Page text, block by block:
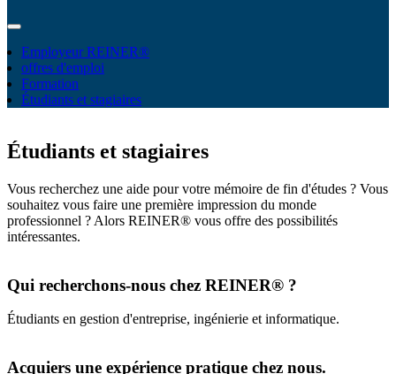
Employeur REINER®
offres d'emploi
Formation
Étudiants et stagiaires
Étudiants et stagiaires
Vous recherchez une aide pour votre mémoire de fin d'études ? Vous
souhaitez vous faire une première impression du monde
professionnel ? Alors REINER® vous offre des possibilités
intéressantes.
Qui recherchons-nous chez REINER® ?
Étudiants en gestion d'entreprise, ingénierie et informatique.
Acquiers une expérience pratique chez nous.